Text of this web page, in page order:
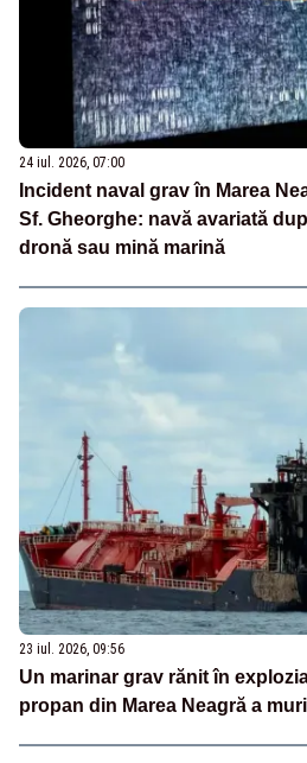
24 iul. 2026, 07:00
Incident naval grav în Marea
Sf. Gheorghe: navă avariată
dronă sau mină marină
23 iul. 2026, 09:56
Un marinar grav rănit în
propan din Marea Neagră a